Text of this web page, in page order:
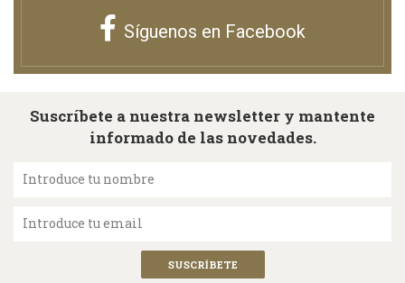
Síguenos en Facebook
Suscríbete a nuestra newsletter y mantente
informado de las novedades.
Introduce tu nombre
Introduce tu email